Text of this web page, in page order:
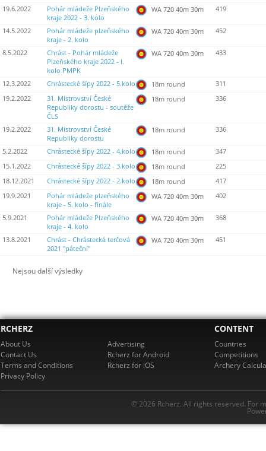
19.6.2022
Pohár mládeže Plzeňského
kraje 2022 - 3. kolo
WA 720 40m 30m 419
14.5.2022
Pohár mládeže plzeňského
kraje - 2. kolo
WA 720 40m 30m 452
8.5.2022
Chrást - Pohár mládeže
Plzeňského kraje 2022 - I.
kolo PMPK
WA 720 40m 30m 433
12.3.2022 Chrástecké šípy 2022 - 5.kolo 18m round
311
19.2.2022
31. Mistrovství České
Republiky dorostu - soutěže
ČLS
18m round 336
19.2.2022
31. Mistrovství České
Republiky dorostu
18m round 336
5.2.2022 Chrástecké šípy 2022 - 4.kolo 18m round
347
15.1.2022
Chrástecké šípy 2022 - 3.kolo 18m round
225
18.12.2021
Chrástecké šípy 2022 - 2.kolo 18m round
417
19.9.2021
Pohár mládeže plzeňského
kraje - 5. kolo - finále
WA 720 40m 30m 402
5.9.2021
Pohár mládeže Plzeňského
kraje - 4. kolo
WA 720 40m 30m 368
13.8.2021
Chrást - Chrástecká terčová
2021 "páteční"
WA 720 40m 30m 451
Nejsou další výsledky
RCHERZ
About Us
Contact Us
Terms and Conditions
Privacy Policy
Advertising
Rcherz for Android
Rcherz for iOS
CONTENT
Countries
Competitions
Archery
© 2026 Rcherz. All rights reserved. For